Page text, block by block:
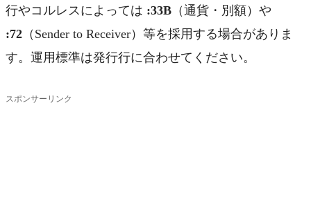
行やコルレスによっては :33B （通貨・別額）や
:72 （Sender to Receiver）等を採用する場合がありま
す。運用標準は発行行に合わせてください。
スポンサーリンク